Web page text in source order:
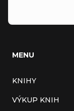
MENU
KNIHY
VÝKUP KNIH